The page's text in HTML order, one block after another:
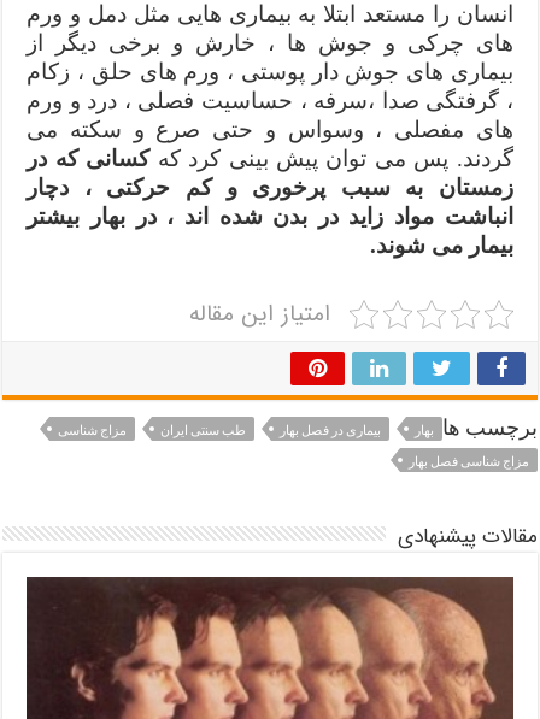
انسان را مستعد ابتلا به بیماری هایی مثل دمل و ورم
های چرکی و جوش ها ، خارش و برخی دیگر از
بیماری های جوش دار پوستی ، ورم های حلق ، زکام
، گرفتگی صدا ،سرفه ، حساسیت فصلی ، درد و ورم
های مفصلی ، وسواس و حتی صرع و سکته می
گردند. پس می توان پیش بینی کرد کهکسانی که در
زمستان به سبب پرخوری و کم حرکتی ، دچار
انباشت مواد زاید در بدن شده اند ، در بهار بیشتر
بیمار می شوند.
امتیاز این مقاله
برچسب ها بهار بیماری در فصل بهار طب سنتی ایران
مزاج شناسی
مزاج شناسی فصل بهار
مقالات پیشنهادی